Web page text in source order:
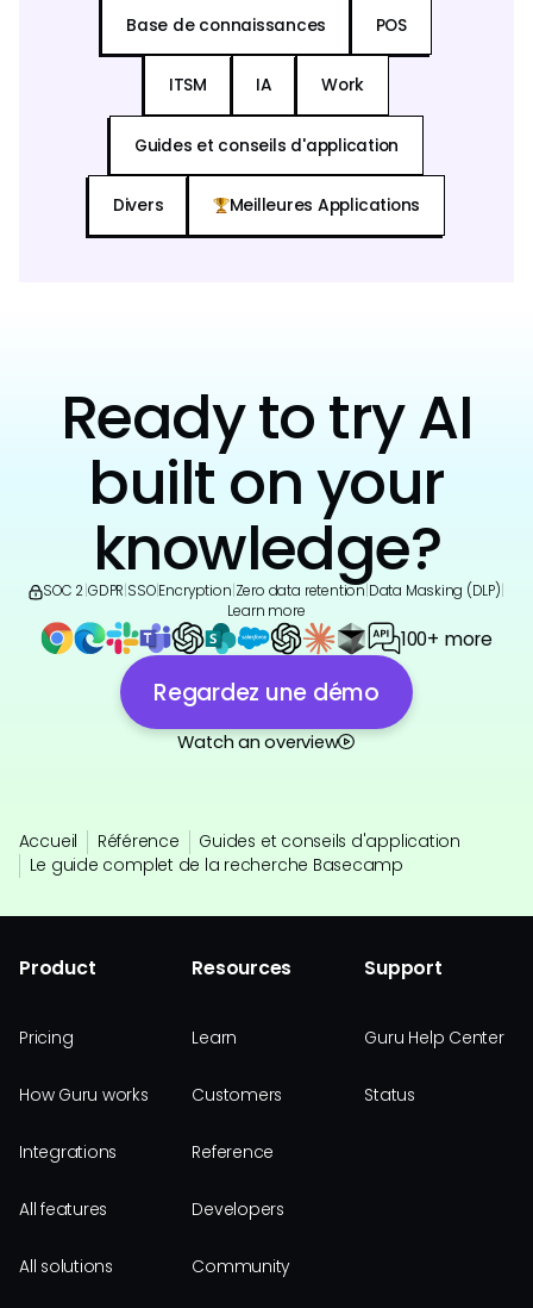
Base de connaissances POS
ITSM IA Work
Guides et conseils d'application
Divers Meilleures Applications
Ready to try AI
built on your
knowledge?
SOC 2 GDPR SSO|Encryption Zero data retention Data Masking (DLP)
Learn more
100+ more
Regardez une démo
Watch an overview
Accueil Référence
Guides et conseils d'application
Le guide complet de la recherche Basecamp
Product
Pricing
How Guru works
Integrations
All features
All solutions
Resources
Learn
Customers
Reference
Developers
Community
Support
Guru Help Center
Status